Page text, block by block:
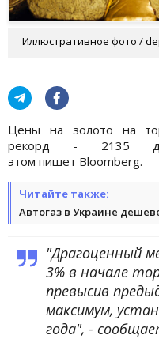
Иллюстративное фото /
Цены на золото на
рекорд - 2135
этом пишет Bloomberg.
Читайте также:
Автогаз в Украине
"Драгоценный
3% в начале
превысив
максимум,
года", -